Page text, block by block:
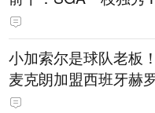
小加索尔是球队老板
麦克朗加盟西班牙赫